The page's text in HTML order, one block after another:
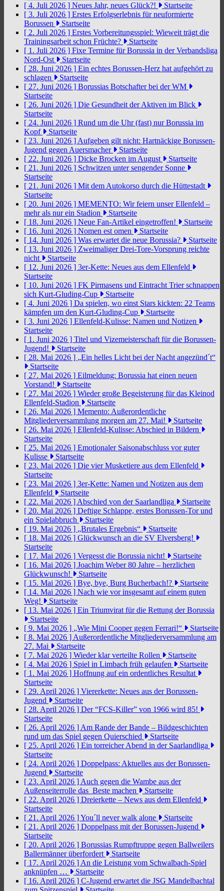
[ 4. Juli 2026 ] Neues Jahr, neues Glück?!
Startseite
[ 3. Juli 2026 ] Erstes Erfolgserlebnis für neuformierte
Borussen
Startseite
[ 2. Juli 2026 ] Erstes Vorbereitungsspiel: Wieweit trägt die
Trainingsarbeit schon Früchte?
Startseite
[ 1. Juli 2026 ] Fixe Termine für Borussia in der Verbandsliga
Nord-Ost
Startseite
[ 28. Juni 2026 ] Ein echtes Borussen-Herz hat aufgehört zu
schlagen
Startseite
[ 27. Juni 2026 ] Borussias Botschafter bei der WM
Startseite
[ 26. Juni 2026 ] Die Gesundheit der Aktiven im Blick
Startseite
[ 24. Juni 2026 ] Rund um die Uhr (fast) nur Borussia im
Kopf
Startseite
[ 23. Juni 2026 ] Aufgeben gilt nicht: Hartnäckige Borussen-
Jugend gegen Auersmacher
Startseite
[ 22. Juni 2026 ] Dicke Brocken im August
Startseite
[ 21. Juni 2026 ] Schwitzen unter sengender Sonne
Startseite
[ 21. Juni 2026 ] Mit dem Autokorso durch die Hüttestadt
Startseite
[ 20. Juni 2026 ] MEMENTO: Wir feiern unser Ellenfeld –
mehr als nur ein Stadion
Startseite
[ 18. Juni 2026 ] Neue Fan-Artikel eingetroffen!
Startseite
[ 16. Juni 2026 ] Nomen est omen
Startseite
[ 14. Juni 2026 ] Was erwartet die neue Borussia?
Startseite
[ 13. Juni 2026 ] Zweimaliger Drei-Tore-Vorsprung reichte
nicht
Startseite
[ 12. Juni 2026 ] 3er-Kette: Neues aus dem Ellenfeld
Startseite
[ 10. Juni 2026 ] FK Pirmasens und Eintracht Trier schnappen
sich Kurt-Gluding-Cup
Startseite
[ 4. Juni 2026 ] Da spielen, wo einst Stars kickten: 22 Teams
kämpfen um den Kurt-Gluding-Cup
Startseite
[ 3. Juni 2026 ] Ellenfeld-Kulisse: Namen und Notizen
Startseite
[ 1. Juni 2026 ] Titel und Vizemeisterschaft für die Borussen-
Jugend!
Startseite
[ 28. Mai 2026 ] „Ein helles Licht bei der Nacht angezünd´t“
Startseite
[ 27. Mai 2026 ] Eilmeldung: Borussia hat einen neuen
Vorstand!
Startseite
[ 27. Mai 2026 ] Wieder große Begeisterung für das Kleinod
Ellenfeld-Stadion
Startseite
[ 26. Mai 2026 ] Memento: Außerordentliche
Mitgliederversammlung morgen am 27. Mai!
Startseite
[ 26. Mai 2026 ] Ellenfeld-Kulisse: Abschied in Bildern
Startseite
[ 25. Mai 2026 ] Emotionaler Saisonabschluss vor guter
Kulisse
Startseite
[ 23. Mai 2026 ] Die vier Musketiere aus dem Ellenfeld
Startseite
[ 23. Mai 2026 ] 3er-Kette: Namen und Notizen aus dem
Ellenfeld
Startseite
[ 22. Mai 2026 ] Abschied von der Saarlandliga
Startseite
[ 20. Mai 2026 ] Deftige Schlappe, erstes Borussen-Tor und
ein Spielabbruch
Startseite
[ 19. Mai 2026 ] „Brutales Ergebnis“
Startseite
[ 18. Mai 2026 ] Glückwunsch an die SV Elversberg!
Startseite
[ 17. Mai 2026 ] Vergesst die Borussia nicht!
Startseite
[ 16. Mai 2026 ] Joachim Weber 80 Jahre – herzlichen
Glückwunsch!
Startseite
[ 15. Mai 2026 ] Bye, bye, Burg Bucherbach!?
Startseite
[ 14. Mai 2026 ] Nach wie vor insgesamt auf einem guten
Weg!
Startseite
[ 13. Mai 2026 ] Ein Triumvirat für die Rettung der Borussia
Startseite
[ 9. Mai 2026 ] „Wie Mini Cooper gegen Ferrari!“
Startseite
[ 8. Mai 2026 ] Außerordentliche Mitgliederversammlung am
27. Mai
Startseite
[ 7. Mai 2026 ] Wieder klar verteilte Rollen
Startseite
[ 4. Mai 2026 ] Spiel in Limbach früh gelaufen
Startseite
[ 1. Mai 2026 ] Hoffnung auf ein ordentliches Resultat
Startseite
[ 29. April 2026 ] Viererkette: Neues aus der Borussen-
Jugend
Startseite
[ 28. April 2026 ] Der “FCS-Killer” von 1966 wird 85!
Startseite
[ 26. April 2026 ] Am Rande der Bande – Bildgeschichten
rund um das Spiel gegen Quierschied
Startseite
[ 25. April 2026 ] Ein torreicher Abend in der Saarlandliga
Startseite
[ 24. April 2026 ] Doppelpass: Aktuelles aus der Borussen-
Jugend
Startseite
[ 23. April 2026 ] Auch gegen die Wambe aus der
Außenseiterrolle das Beste machen
Startseite
[ 22. April 2026 ] Dreierkette – News aus dem Ellenfeld
Startseite
[ 21. April 2026 ]You´ll never walk alone
Startseite
[ 21. April 2026 ] Doppelpass mit der Borussen-Jugend
Startseite
[ 20. April 2026 ] Borussias Rumpftruppe gegen Ballweilers
Ballermänner überfordert
Startseite
[ 17. April 2026 ] An die Leistung vom Schwalbach-Spiel
anknüpfen …
Startseite
[ 16. April 2026 ] C-Jugend erwartet die JSG Mandelbachtal